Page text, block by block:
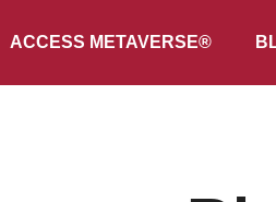
ACCESS METAVERSE®